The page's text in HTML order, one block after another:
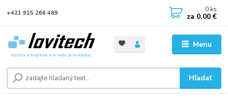
Menu
Hľadať
+421 915 266 489 0 ks
za 0,00 €